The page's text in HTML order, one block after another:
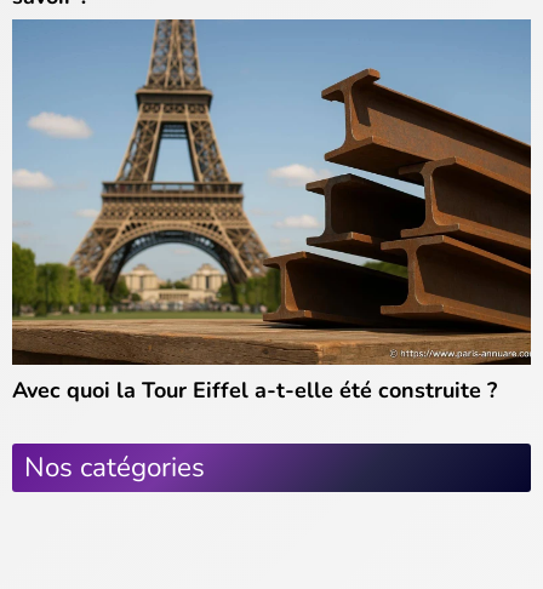
Avec quoi la Tour Eiffel a-t-elle été construite ?
Nos catégories